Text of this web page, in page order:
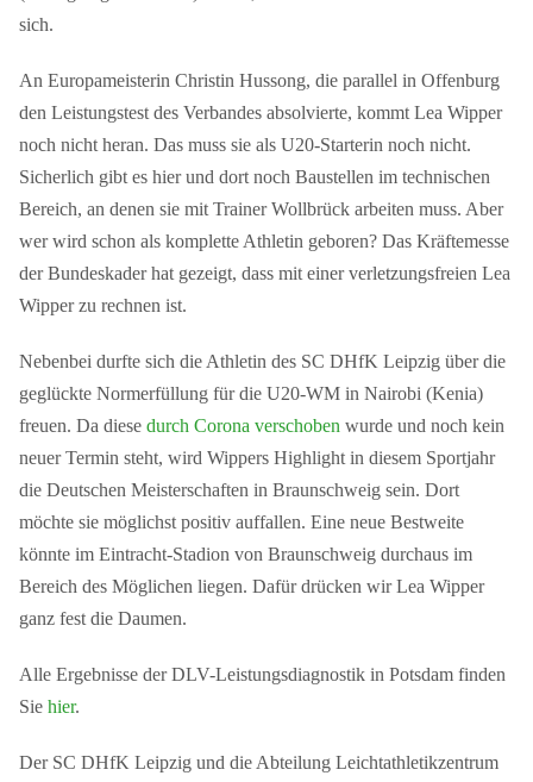
sich.
An Europameisterin Christin Hussong, die parallel in Offenburg
den Leistungstest des Verbandes absolvierte, kommt Lea Wipper
noch nicht heran. Das muss sie als U20-Starterin noch nicht.
Sicherlich gibt es hier und dort noch Baustellen im technischen
Bereich, an denen sie mit Trainer Wollbrück arbeiten muss. Aber
wer wird schon als komplette Athletin geboren? Das Kräftemesse
der Bundeskader hat gezeigt, dass mit einer verletzungsfreien Lea
Wipper zu rechnen ist.
Nebenbei durfte sich die Athletin des SC DHfK Leipzig über die
geglückte Normerfüllung für die U20-WM in Nairobi (Kenia)
freuen. Da diese durch Corona verschoben wurde und noch kein
neuer Termin steht, wird Wippers Highlight in diesem Sportjahr
die Deutschen Meisterschaften in Braunschweig sein. Dort
möchte sie möglichst positiv auffallen. Eine neue Bestweite
könnte im Eintracht-Stadion von Braunschweig durchaus im
Bereich des Möglichen liegen. Dafür drücken wir Lea Wipper
ganz fest die Daumen.
Alle Ergebnisse der DLV-Leistungsdiagnostik in Potsdam finden
Sie hier.
Der SC DHfK Leipzig und die Abteilung Leichtathletikzentrum